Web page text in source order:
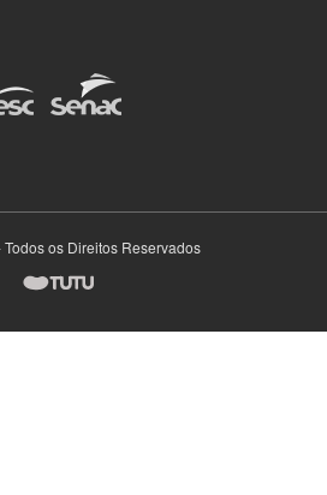
os Direitos Reservados